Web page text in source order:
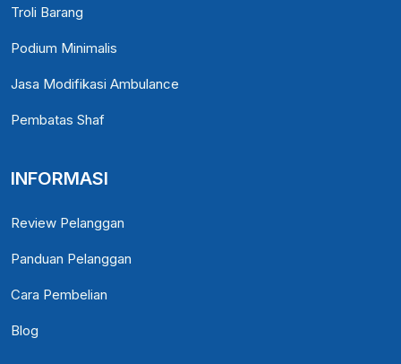
Troli Barang
Podium Minimalis
Jasa Modifikasi Ambulance
Pembatas Shaf
INFORMASI
Review Pelanggan
Panduan Pelanggan
Cara Pembelian
Blog